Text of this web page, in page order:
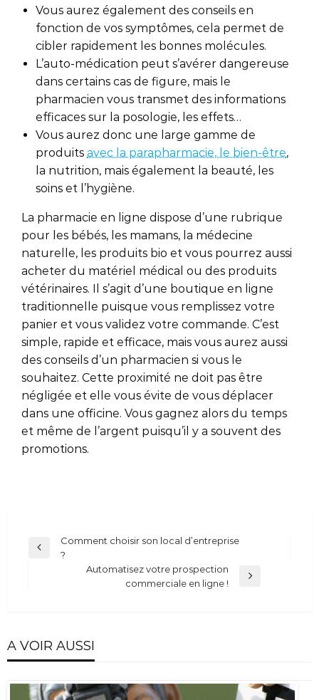
Vous aurez également des conseils en
fonction de vos symptômes, cela permet de
cibler rapidement les bonnes molécules.
L’auto-médication peut s’avérer dangereuse
dans certains cas de figure, mais le
pharmacien vous transmet des informations
efficaces sur la posologie, les effets…
Vous aurez donc une large gamme de
produits avec la parapharmacie, le bien-être,
la nutrition, mais également la beauté, les
soins et l’hygiène.
La pharmacie en ligne dispose d’une rubrique
pour les bébés, les mamans, la médecine
naturelle, les produits bio et vous pourrez aussi
acheter du matériel médical ou des produits
vétérinaires. Il s’agit d’une boutique en ligne
traditionnelle puisque vous remplissez votre
panier et vous validez votre commande. C’est
simple, rapide et efficace, mais vous aurez aussi
des conseils d’un pharmacien si vous le
souhaitez. Cette proximité ne doit pas être
négligée et elle vous évite de vous déplacer
dans une officine. Vous gagnez alors du temps
et même de l’argent puisqu’il y a souvent des
promotions.
Navigation
Previous
Comment choisir son local d’entreprise
?
Automatisez votre prospection
commerciale en ligne !
A VOIR AUSSI